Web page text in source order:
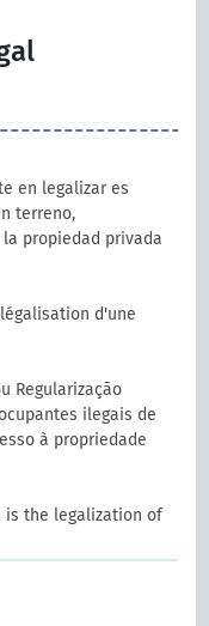
en legalizar es
terreno,
propiedad privada
d'une
Regularização
ilegais de
à propriedade
is the legalization of